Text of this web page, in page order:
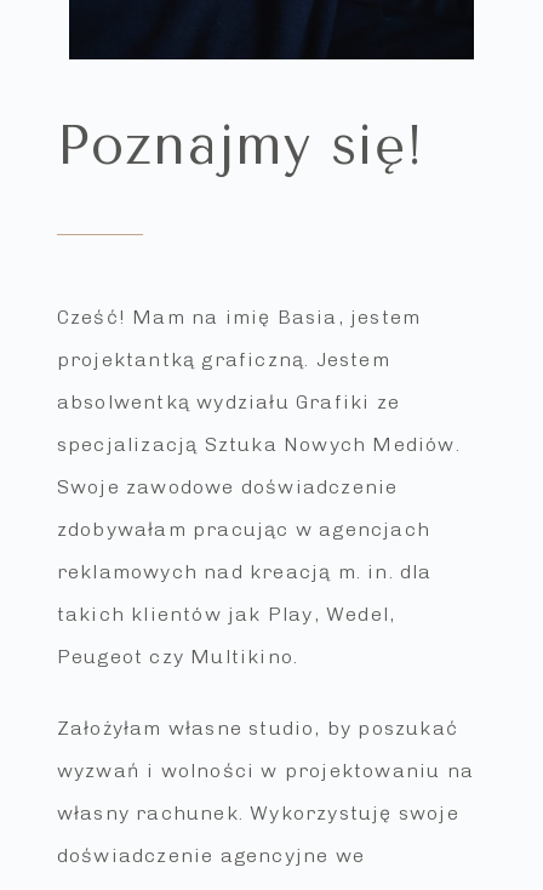
Poznajmy się!
Cześć! Mam na imię Basia, jestem
projektantką graficzną. Jestem
absolwentką wydziału Grafiki ze
specjalizacją Sztuka Nowych Mediów.
Swoje zawodowe doświadczenie
zdobywałam pracując w agencjach
reklamowych nad kreacją m. in. dla
takich klientów jak Play, Wedel,
Peugeot czy Multikino.
Założyłam własne studio, by poszukać
wyzwań i wolności w projektowaniu na
własny rachunek. Wykorzystuję swoje
doświadczenie agencyjne we